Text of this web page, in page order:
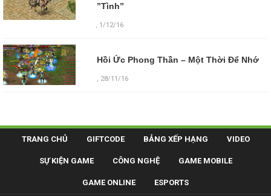
”Tình”
, 1/12/16
Hồi Ức Phong Thần – Một Thời Để Nhớ
, 28/11/16
TRANG CHỦ GIFTCODE BẢNG XẾP HẠNG VIDEO
SỰ KIỆN GAME CÔNG NGHỆ GAME MOBILE
GAME ONLINE ESPORTS